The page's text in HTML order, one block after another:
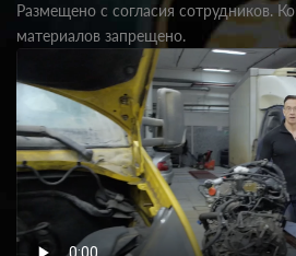
Размещено с согласия сотрудников.
материалов запрещено.